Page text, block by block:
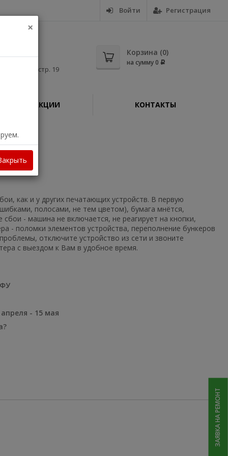
Войти Регистрация
д. 11, стр. 19
Корзина (0)
на сумму0 Р
АКЦИИ КОНТАКТЫ
как и у других печатающих устройств. В первую
полосами, не тем цветом), бумага мнётся,
- машина не включается, не реагирует на кнопки,
- поломки элементов устройства, переполнение бункеров
отключите устройство из сети и звоните
с выездом к Вам в удобное время.
- 15 мая
ЗАЯВКА НА РЕМОНТ
×